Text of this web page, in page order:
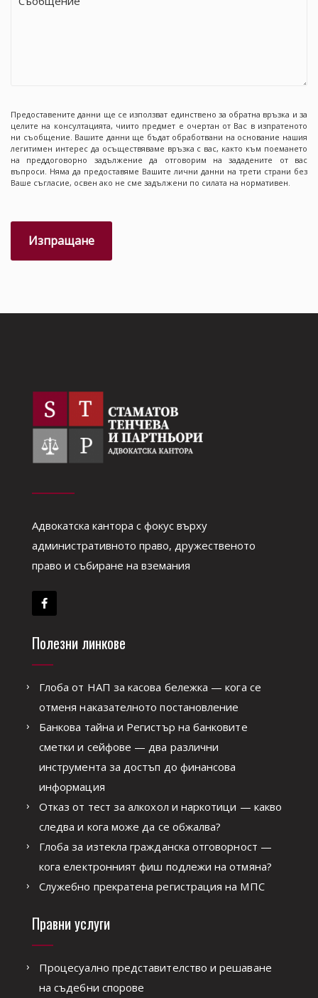
Предоставените данни ще се използват единствено за обратна връзка и за
целите на консултацията, чиито предмет е очертан от Вас в изпратеното
ни съобщение. Вашите данни ще бъдат обработвани на основание нашия
легитимен интерес да осъществяваме връзка с вас, както към поемането
на преддоговорно задължение да отговорим на зададените от вас
въпроси. Няма да предоставяме Вашите лични данни на трети страни без
Ваше съгласие, освен ако не сме задължени по силата на нормативен.
Адвокатска кантора с фокус върху
административното право, дружественото
право и събиране на вземания
Полезни линкове
Глоба от НАП за касова бележка — кога се
отменя наказателното постановление
Банкова тайна и Регистър на банковите
сметки и сейфове — два различни
инструмента за достъп до финансова
информация
Отказ от тест за алкохол и наркотици — какво
следва и кога може да се обжалва?
Глоба за изтекла гражданска отговорност —
кога електронният фиш подлежи на отмяна?
Служебно прекратена регистрация на МПС
Правни услуги
Процесуално представителство и решаване
на съдебни спорове